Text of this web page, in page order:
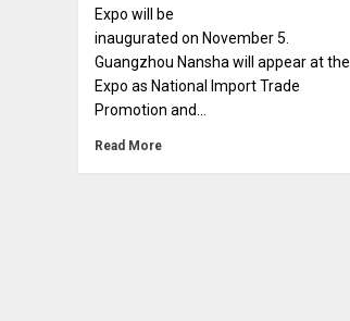
Expo will be
inaugurated on November 5.
Guangzhou Nansha will appear at the
Expo as National Import Trade
Promotion and...
Read More